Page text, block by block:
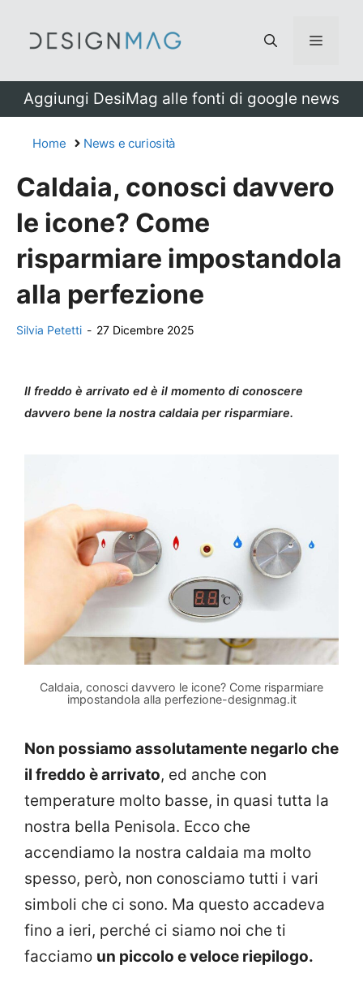
Menu
Aggiungi DesiMag alle fonti di google news
Home News e curiosità
Caldaia, conosci davvero
le icone? Come
risparmiare impostandola
alla perfezione
Silvia Petetti - 27 Dicembre 2025
Il freddo è arrivato ed è il momento di conoscere
davvero bene la nostra caldaia per risparmiare.
Caldaia, conosci davvero le icone? Come risparmiare
impostandola alla perfezione-designmag.it
Non possiamo assolutamente negarlo che
il freddo è arrivato, ed anche con
temperature molto basse, in quasi tutta la
nostra bella Penisola. Ecco che
accendiamo la nostra caldaia ma molto
spesso, però, non conosciamo tutti i vari
simboli che ci sono. Ma questo accadeva
fino a ieri, perché ci siamo noi che ti
facciamo un piccolo e veloce riepilogo.